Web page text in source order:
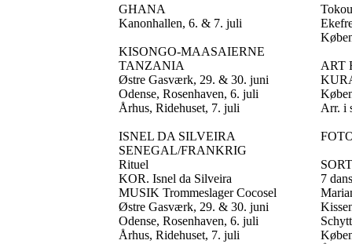
GHANA
Kanonhallen, 6. & 7. juli
KISONGO-MAASAIERNE
TANZANIA
Østre Gasværk, 29. & 30. juni
Odense, Rosenhaven, 6. juli
Århus, Ridehuset, 7. juli
ISNEL DA SILVEIRA
SENEGAL/FRANKRIG
Rituel
KOR. Isnel da Silveira
MUSIK Trommeslager Cocosel
Østre Gasværk, 29. & 30. juni
Odense, Rosenhaven, 6. juli
Århus, Ridehuset, 7. juli
ART
Arr. i
7